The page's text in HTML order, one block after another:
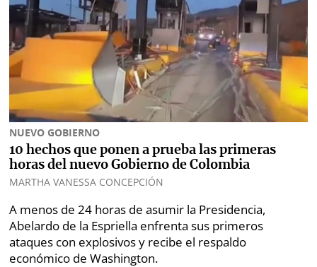
E-
Paper
Buscador
Comunicados
Catálogos
Lotería
Kiosko
Luctuosas
Contenido
de
marcas
RSS
Temas
Autores
Notas
al
lector
Buenas
prácticas
NUEVO GOBIERNO
10 hechos que ponen a prueba las primeras
horas del nuevo Gobierno de Colombia
MARTHA VANESSA CONCEPCIÓN
A menos de 24 horas de asumir la Presidencia,
Abelardo de la Espriella enfrenta sus primeros
ataques con explosivos y recibe el respaldo
económico de Washington.